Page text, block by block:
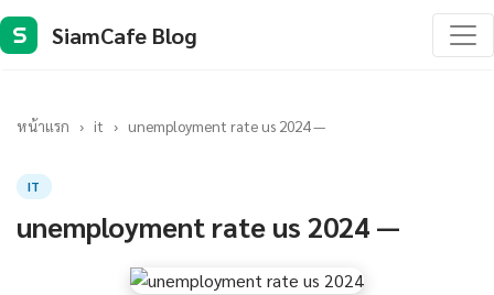
S SiamCafe Blog
หน้าแรก › it › unemployment rate us 2024 —
IT
unemployment rate us 2024 —